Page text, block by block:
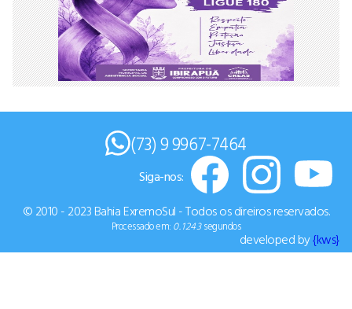
(73) 9 9967-7464
© 2010 - 2023 Bahia ExremoSul - Todos os direiros reservados.
Processado em: 0.1243segundos
Siga-nos:
developed by{kws}